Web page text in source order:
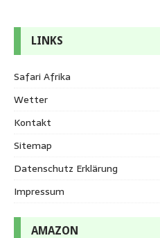
LINKS
Safari Afrika
Wetter
Kontakt
Sitemap
Datenschutz Erklärung
Impressum
AMAZON